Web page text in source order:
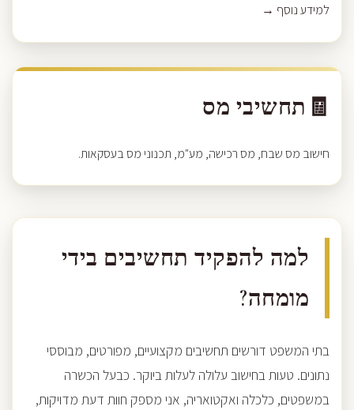
למידע נוסף →
🧾 תחשיבי מס
חישוב מס שבח, מס רכישה, מע"מ, תכנוני מס בעסקאות.
למה להפקיד תחשיבים בידי
מומחה?
בתי המשפט דורשים תחשיבים מקצועיים, מפורטים, מבוססי
נתונים. טעות בחישוב עלולה לעלות ביוקר. כבעל הכשרה
במשפטים, כלכלה ואקטואריה, אני מספק חוות דעת מדויקות,